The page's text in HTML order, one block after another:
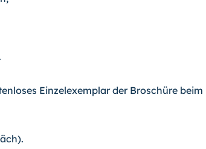
Einzelexemplar der Broschüre beim